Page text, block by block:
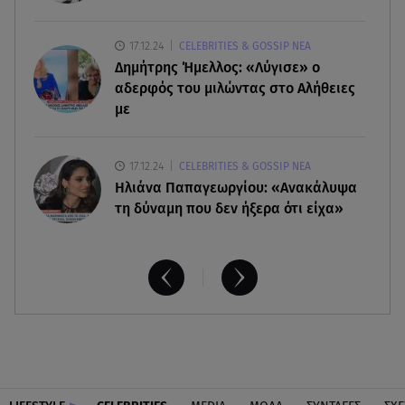
Μπαμπάς για δεύτερη φορά ο Γιάννης
Κωνσταντέλιας
17.12.24 CELEBRITIES & GOSSIP ΝΕΑ
Δημήτρης Ήμελλος: «Λύγισε» ο
αδερφός του μιλώντας στο Αλήθειες
με
17.12.24 CELEBRITIES & GOSSIP ΝΕΑ
Ηλιάνα Παπαγεωργίου: «Ανακάλυψα
τη δύναμη που δεν ήξερα ότι είχα»